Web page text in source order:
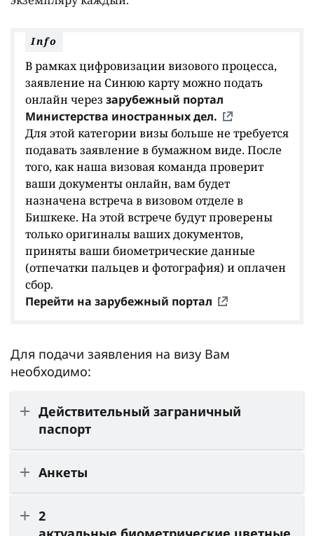
Info
В рамках цифровизации визового процесса,
заявление на Синюю карту можно подать
онлайн через зарубежный портал
Министерства иностранных дел.
Для этой категории визы больше не требуется
подавать заявление в бумажном виде. После
того, как наша визовая команда проверит
ваши документы онлайн, вам будет
назначена встреча в визовом отделе в
Бишкеке. На этой встрече будут проверены
только оригиналы ваших документов,
приняты ваши биометрические данные
(отпечатки пальцев и фотография) и оплачен
сбор.
Перейти на зарубежный портал
Для подачи заявления на визу Вам
необходимо:
Действительный заграничный
паспорт
Анкеты
2